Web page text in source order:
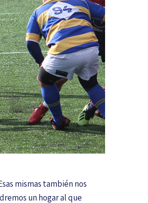
mismas también nos
un hogar al que